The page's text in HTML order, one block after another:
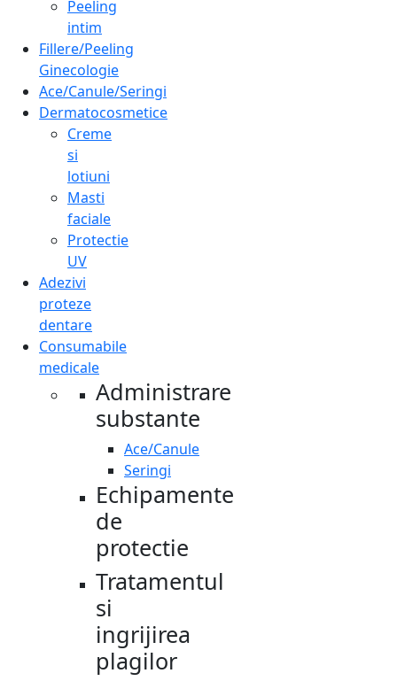
Peeling
intim
Fillere/Peeling
Ginecologie
Ace/Canule/Seringi
Dermatocosmetice
Creme
si
lotiuni
Masti
faciale
Protectie
UV
Adezivi
proteze
dentare
Consumabile
medicale
Administrare
substante
Ace/Canule
Seringi
Echipamente
de
protectie
Tratamentul
si
ingrijirea
plagilor